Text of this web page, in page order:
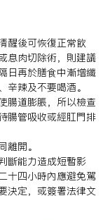
醒後可恢復正常飲
息肉切除術，則建議
日再於膳食中漸增纖
辛辣及不要喝酒。
腸道膨脹，所以檢查
腸管吸收或經肛門排
離開。
斷能力造成短暫影
十四小時內應避免駕
決定，或簽署法律文